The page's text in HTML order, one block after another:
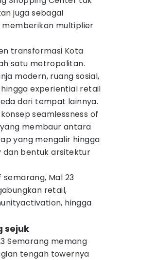
juga sebagai
multiplier
transformasi Kota
satu metropolitan.
modern, ruang sosial,
experiential retail
dari tempat lainnya.
seamlessness of
membaur antara
yang mengalir hingga
dan bentuk arsitektur
Mal 23
retail,
hingga
sejuk
Semarang memang
tengah towernya